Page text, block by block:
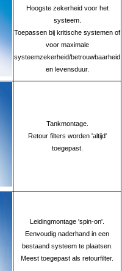
Hoogste zekerheid voor het
systeem.
Toepassen bij kritische systemen of
voor maximale
systeemzekerheid/betrouwbaarheid
en levensduur.
Tankmontage.
Retour filters worden 'altijd'
toegepast.
Leidingmontage 'spin-on'.
Eenvoudig naderhand in een
bestaand systeem te plaatsen.
Meest toegepast als retourfilter.